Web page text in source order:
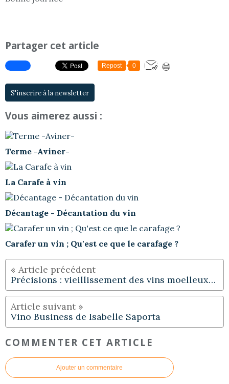
Partager cet article
Repost 0
S'inscrire à la newsletter
Vous aimerez aussi :
Terme -Aviner-
La Carafe à vin
Décantage - Décantation du vin
Carafer un vin ; Qu'est ce que le carafage ?
Précisions : vieillissement des vins moelleux…
Vino Business de Isabelle Saporta
COMMENTER CET ARTICLE
Ajouter un commentaire